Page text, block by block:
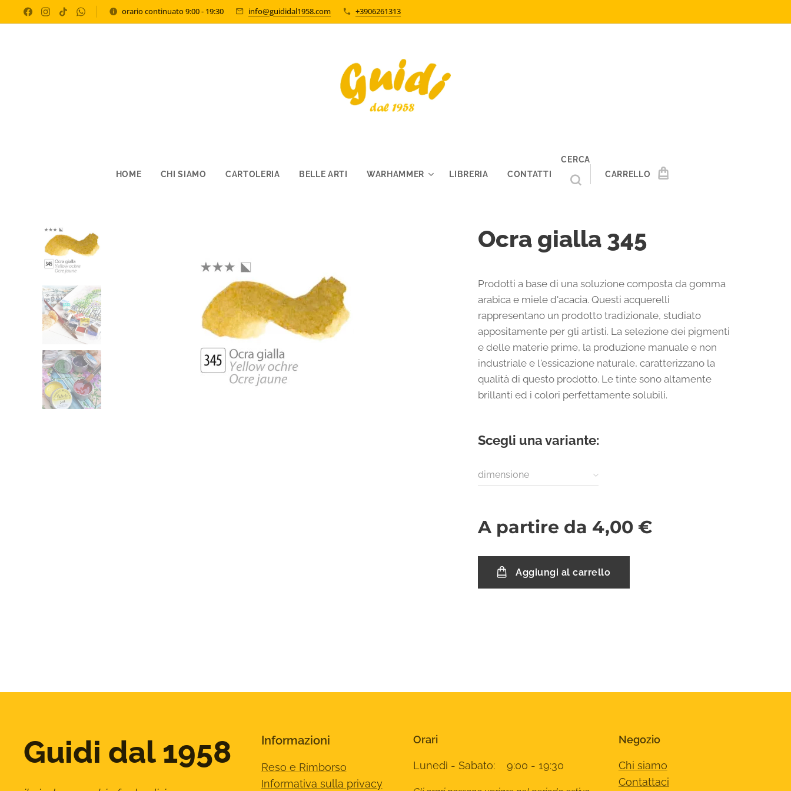
orario continuato 9:00 - 19:30 info@guididal1958.com +3906261313
HOME CHI SIAMO CARTOLERIA BELLE ARTI WARHAMMER LIBRERIA CONTATTI
CERCA
CARRELLO
Ocra gialla 345
Prodotti a base di una soluzione composta da gomma
arabica e miele d'acacia. Questi acquerelli
rappresentano un prodotto tradizionale, studiato
appositamente per gli artisti. La selezione dei pigmenti
e delle materie prime, la produzione manuale e non
industriale e l'essicazione naturale, caratterizzano la
qualità di questo prodotto. Le tinte sono altamente
brillanti ed i colori perfettamente solubili.
Scegli una variante:
dimensione
A partire da 4,00 €
Aggiungi al carrello
Guidi dal 1958 Informazioni
Reso e Rimborso
Informativa sulla privacy
Orari
Lunedì - Sabato: 9:00 - 19:30
Negozio
Chi siamo
Contattaci